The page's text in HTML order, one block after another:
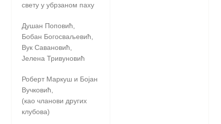
свету у убрзаном паху
Душан Поповић,
Бобан Богосваљевић,
Вук Савановић,
Јелена Тривуновић
Роберт Маркуш и Бојан
Вучковић,
(као чланови других
клубова)